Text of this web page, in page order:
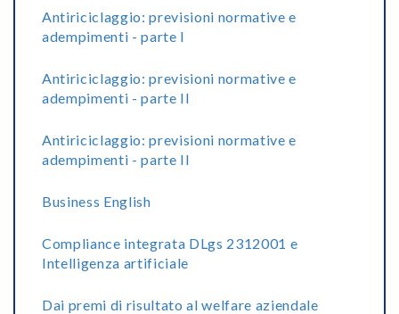
Antiriciclaggio: previsioni normative e
adempimenti - parte I
Antiriciclaggio: previsioni normative e
adempimenti - parte II
Antiriciclaggio: previsioni normative e
adempimenti - parte II
Business English
Compliance integrata DLgs 2312001 e
Intelligenza artificiale
Dai premi di risultato al welfare aziendale